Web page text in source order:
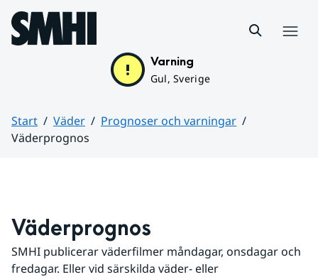
Hoppa till sidans innehåll
Varning
Gul, Sverige
Start Väder
Prognoser och varningar
Väderprognos
Väderprognos
SMHI publicerar väderfilmer måndagar, onsdagar och
fredagar. Eller vid särskilda väder- eller